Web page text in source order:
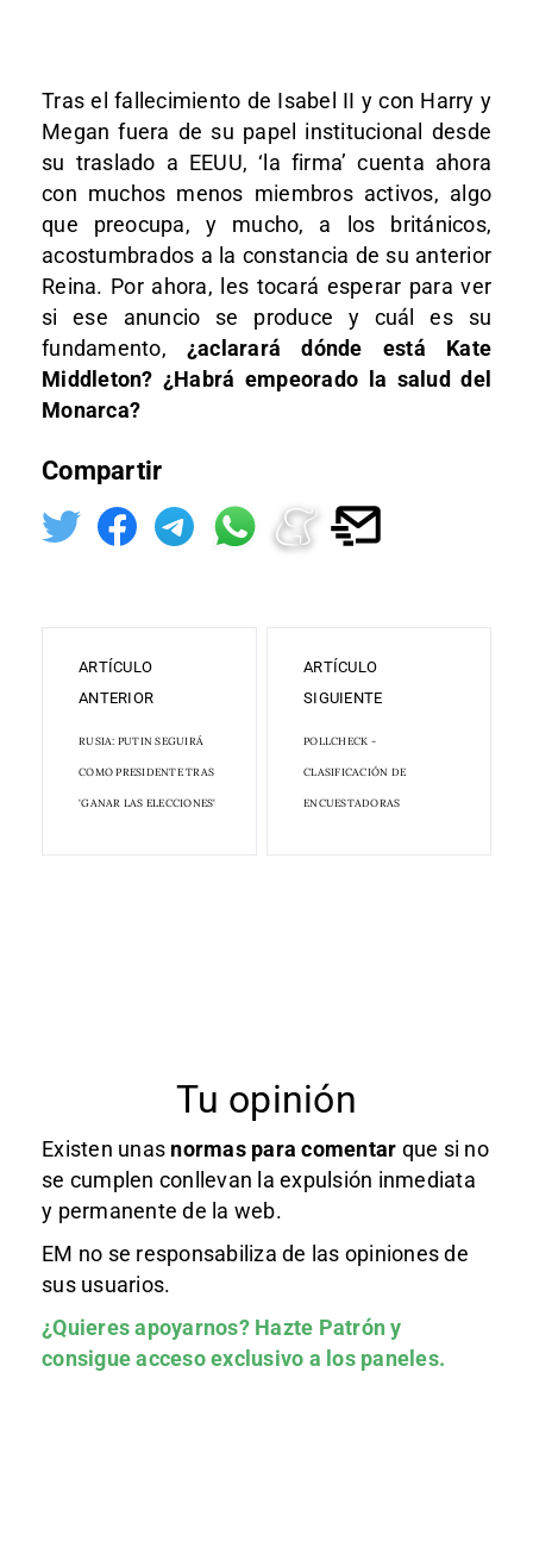
Tras el fallecimiento de Isabel II y con Harry y
Megan fuera de su papel institucional desde
su traslado a EEUU, ‘la firma’ cuenta ahora
con muchos menos miembros activos, algo
que preocupa, y mucho, a los británicos,
acostumbrados a la constancia de su anterior
Reina. Por ahora, les tocará esperar para ver
si ese anuncio se produce y cuál es su
fundamento, ¿aclarará dónde está Kate
Middleton? ¿Habrá empeorado la salud del
Monarca?
Compartir
ARTÍCULO
ANTERIOR
RUSIA: PUTIN SEGUIRÁ
COMO PRESIDENTE TRAS
'GANAR LAS ELECCIONES'
ARTÍCULO
SIGUIENTE
POLLCHECK -
CLASIFICACIÓN DE
ENCUESTADORAS
Tu opinión
Existen unas normas para comentar que si no
se cumplen conllevan la expulsión inmediata
y permanente de la web.
EM no se responsabiliza de las opiniones de
sus usuarios.
¿Quieres apoyarnos? Hazte Patróny
consigue acceso exclusivo a los paneles.